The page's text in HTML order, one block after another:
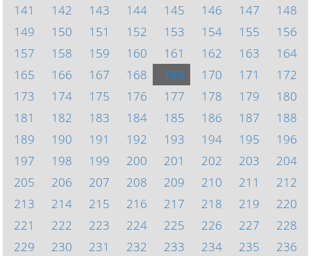
141
142 143 144 145 146 147
148
149
150 151 152 153 154 155
156
157
158 159 160 161 162 163
164
165
166 167 168 169 170 171
172
173
174 175 176 177 178 179
180
181
182 183 184 185 186 187
188
189
190 191 192 193 194 195
196
197
198 199 200 201 202 203
204
205
206 207 208 209 210 211
212
213
214 215 216 217 218 219
220
221
222 223 224 225 226 227
228
229
230 231 232 233 234 235
236